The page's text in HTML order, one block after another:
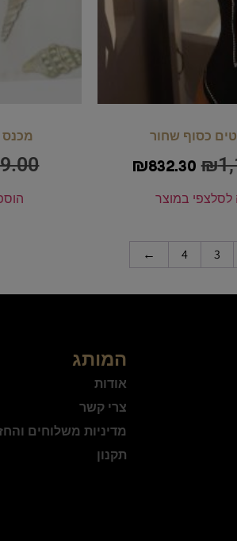
כסוף שחור
₪
₪832.30
לסלצפי במוצר
מכנס
3
4
←
המותג
אודות
צרי קשר
מדיניות משלוחים
תקנון